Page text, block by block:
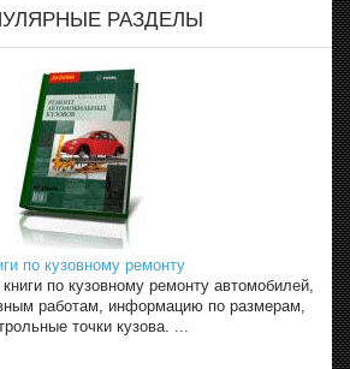
РАЗДЕЛЫ
по кузовному ремонту
по кузовному ремонту автомобилей,
работам, информацию по размерам,
точки кузова. ...